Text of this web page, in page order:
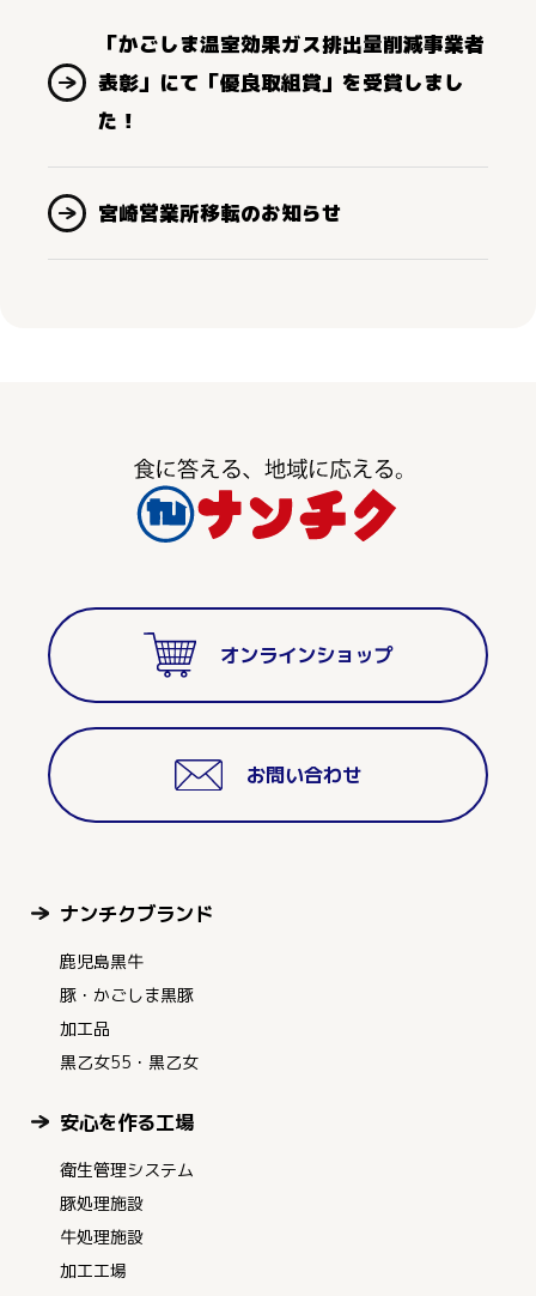
「かごしま温室効果ガス排出量削減事業者
表彰」にて「優良取組賞」を受賞しまし
た！
宮崎営業所移転のお知らせ
オンラインショップ
お問い合わせ
ナンチクブランド
鹿児島黒牛
豚・かごしま黒豚
加工品
黒乙女55・黒乙女
安心を作る工場
衛生管理システム
豚処理施設
牛処理施設
加工工場